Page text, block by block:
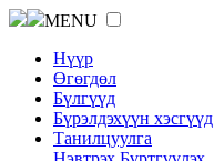
MENU
Нүүр
Өгөгдөл
Бүлгүүд
Бүрэлдэхүүн хэсгүүд
Танилцуулга